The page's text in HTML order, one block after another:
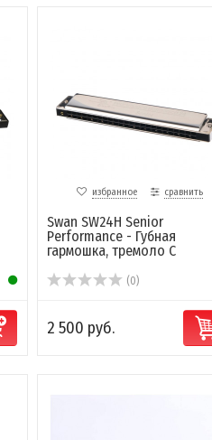
избранное сравнить
Swan SW24H Senior
Performance - Губная
гармошка, тремоло С
(0)
2 500 руб.